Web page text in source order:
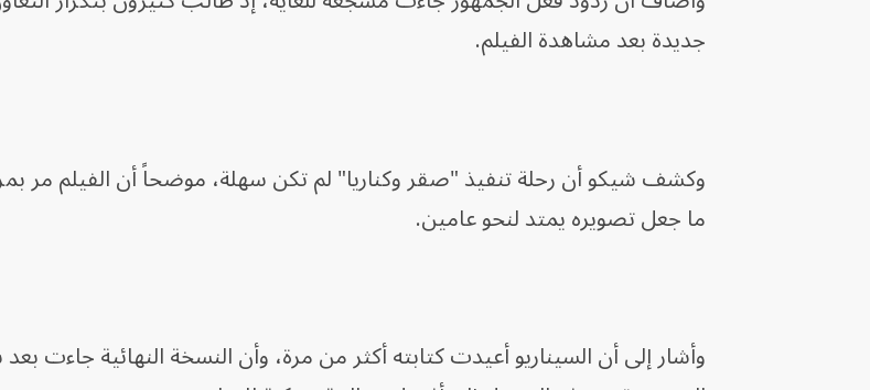
جديدة بعد مشاهدة الفيلم.
وكشف شيكو أن رحلة تنفيذ "صقر وكناريا" لم تكن سهلة، موضحاً أن الفيلم مر
ما جعل تصويره يمتد لنحو عامين.
وأشار إلى أن السيناريو أعيدت كتابته أكثر من مرة، وأن النسخة النهائية جاءت